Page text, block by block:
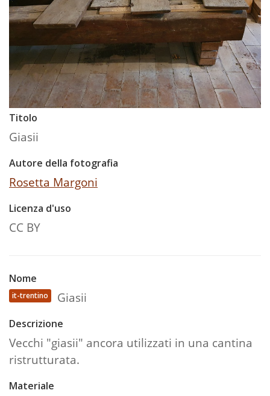
Titolo
Giasii
Autore della fotografia
Rosetta Margoni
Licenza d'uso
CC BY
Nome
it-trentino Giasii
Descrizione
Vecchi "giasii" ancora utilizzati in una cantina
ristrutturata.
Materiale